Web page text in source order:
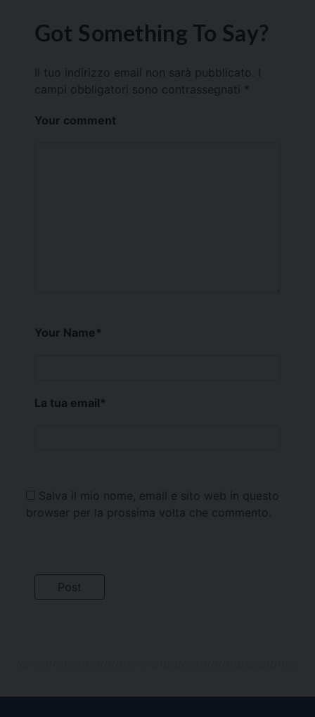
Got Something To Say?
Il tuo indirizzo email non sarà pubblicato.
campi obbligatori sono contrassegnati *
Your comment
Your Name*
La tua email*
Salva il mio nome, email e sito web in questo
browser per la prossima volta che commento.